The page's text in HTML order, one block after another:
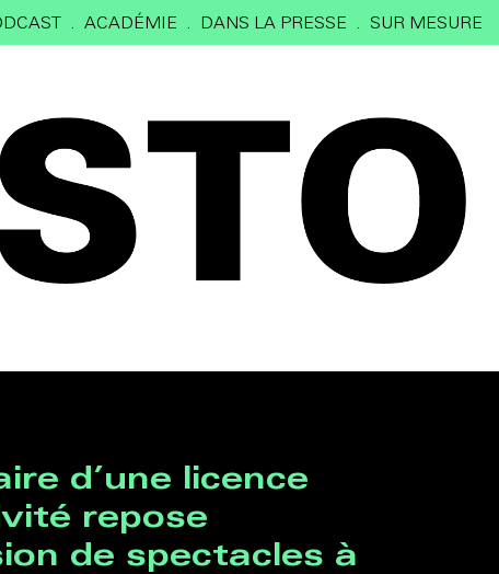
ACADÉMIE DANS LA PRESSE SUR MESURE
d’une licence
repose
de spectacles à